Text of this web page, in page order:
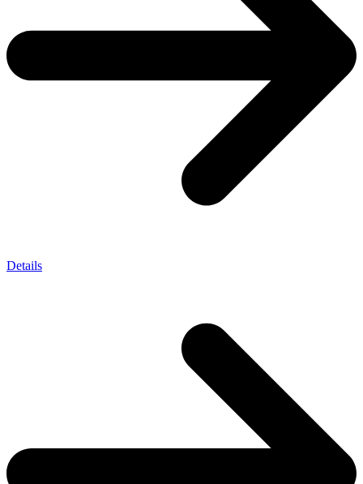
Details